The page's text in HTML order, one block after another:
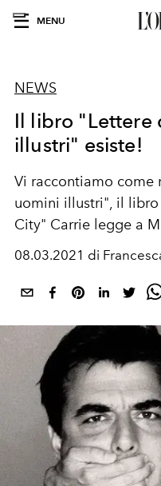
MENU
NEWS
Il libro "Lettere
illustri" esiste!
Vi raccontiamo come
uomini illustri", il
City" Carrie legge a
08.03.2021 di